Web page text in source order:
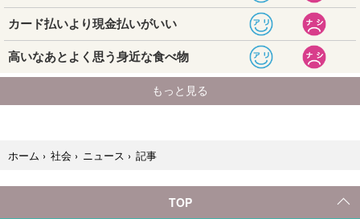
ホーム › 社会 › ニュース › 記事
TOP